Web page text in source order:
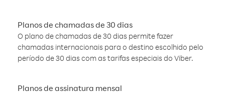
Planos de chamadas de 30 dias
O plano de chamadas de 30 dias permite fazer
chamadas internacionais para o destino escolhido pelo
período de 30 dias com as tarifas especiais do Viber.
Planos de assinatura mensal